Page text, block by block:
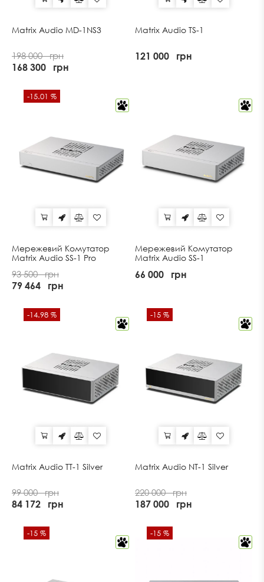
Matrix Audio MD-1NS3
198 000 грн
168 300 грн
Matrix Audio TS-1
121 000 грн
-15.01 %
Мережевий Комутатор
Matrix Audio SS-1 Pro
93 500 грн
79 464 грн
Мережевий Комутатор
Matrix Audio SS-1
66 000 грн
-14.98 %
Matrix Audio TT-1 Silver
99 000 грн
84 172 грн
-15 %
Matrix Audio NT-1 Silver
220 000 грн
187 000 грн
-15 % -15 %